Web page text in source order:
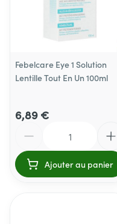
Febelcare Eye 1 Solution
Lentille Tout En Un 100ml
6,89 €
Ajouter au panier